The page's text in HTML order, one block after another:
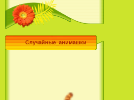
Лило и Стич: Сериал (2
Случайные_анимашки